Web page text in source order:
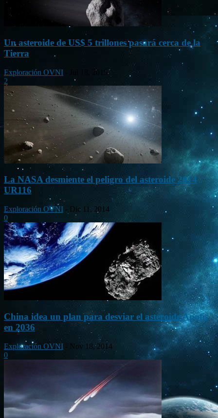
Un asteroide de US$ 5 trillones pasará cerca de la
Tierra
Exploración OVNI
Jul 18, 2015
2
La NASA desmiente el peligro del asteroide 2014
UR116
Exploración OVNI - Dic 11, 2014
0
China idea un plan para desviar el asteroide Apofis
en 2036
Exploración OVNI
Nov 18, 2014
0